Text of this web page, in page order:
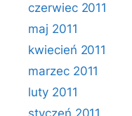
czerwiec 2011
maj 2011
kwiecień 2011
marzec 2011
luty 2011
styczeń 2011